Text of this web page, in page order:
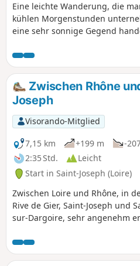
Eine leichte Wanderung, die
kühlen Morgenstunden
eine sehr sonnige Gegend
Zwischen Rhône
Joseph
Visorando-Mitglied
7,15 km
+199 m
-
2:35 Std.
Leicht
Start in Saint-Joseph (Loire)
Zwischen Loire und Rhône, in
Rive de Gier, Saint-Joseph und
sur-Dargoire, sehr angenehm